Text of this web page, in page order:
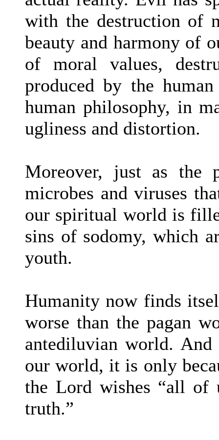
with the destruction of
beauty and harmony of
of moral values,
produced by the
human philosophy, in
ugliness and distortion.
Moreover, just as the
microbes and viruses
our spiritual world is
sins of sodomy, which
youth.
Humanity now finds
worse than the pagan
antediluvian world.
our world, it is only
the Lord wishes “all of
truth.”